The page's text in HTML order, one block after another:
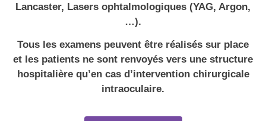
Lancaster, Lasers ophtalmologiques (YAG, Argon,
…).
Tous les examens peuvent être réalisés sur place
et les patients ne sont renvoyés vers une structure
hospitalière qu’en cas d’intervention chirurgicale
intraoculaire.